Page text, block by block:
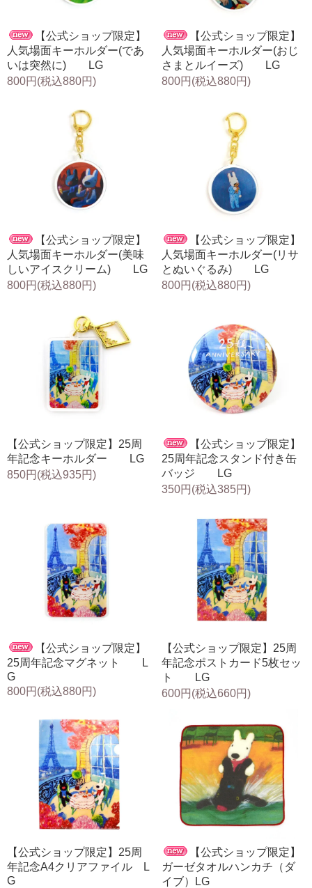
【公式ショップ限定】
人気場面キーホルダー(であ
いは突然に) LG
800円(税込880円)
【公式ショップ限定】
人気場面キーホルダー(おじ
さまとルイーズ) LG
800円(税込880円)
【公式ショップ限定】
人気場面キーホルダー(美味
しいアイスクリーム) LG
800円(税込880円)
【公式ショップ限定】
人気場面キーホルダー(リサ
とぬいぐるみ) LG
800円(税込880円)
【公式ショップ限定】25周
年記念キーホルダー LG
850円(税込935円)
【公式ショップ限定】
25周年記念スタンド付き缶
バッジ LG
350円(税込385円)
【公式ショップ限定】
25周年記念マグネット L
G
800円(税込880円)
【公式ショップ限定】25周
年記念ポストカード5枚セッ
ト LG
600円(税込660円)
【公式ショップ限定】25周
年記念A4クリアファイル L
G
【公式ショップ限定】
ガーゼタオルハンカチ（ダ
イブ）LG